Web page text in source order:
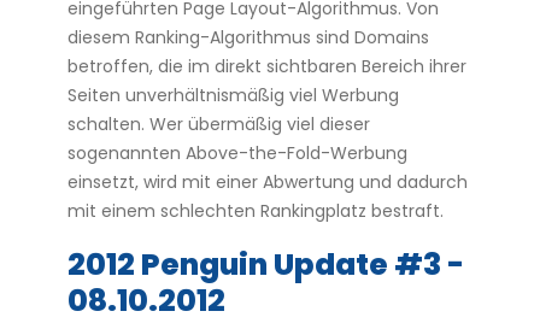
eingeführten Page Layout-Algorithmus. Von
diesem Ranking-Algorithmus sind Domains
betroffen, die im direkt sichtbaren Bereich ihrer
Seiten unverhältnismäßig viel Werbung
schalten. Wer übermäßig viel dieser
sogenannten Above-the-Fold-Werbung
einsetzt, wird mit einer Abwertung und dadurch
mit einem schlechten Rankingplatz bestraft.
2012 Penguin Update #3 -
08.10.2012